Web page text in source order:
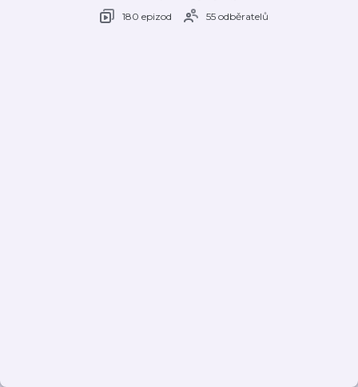
180 epizod
55 odběratelů